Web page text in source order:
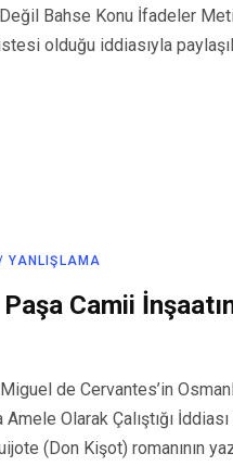
Bahse Konu İfadeler
olduğu iddiasıyla
YANLIŞLAMA
Paşa Camii
Miguel de Cervantes’in
Amele Olarak Çalıştığı
(Don Kişot) romanının